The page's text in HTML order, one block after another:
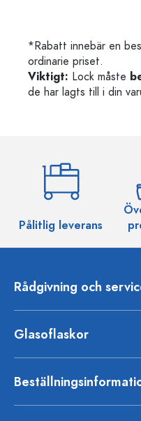
*Rabatt innebär en
ordinarie priset.
Viktigt: Lock måste
de har lagts till i din
Pålitlig leverans
Rådgivning och
Glasoflaskor